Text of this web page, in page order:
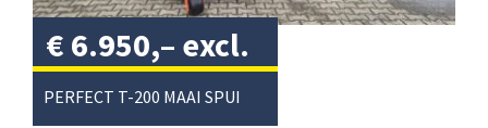
€ 6.950,– excl.
btw/